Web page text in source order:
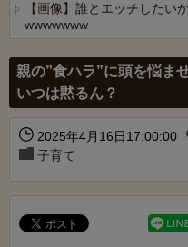
【画像】誰とエッチしたい
wwwwwww
親の”食ハラ”に頭を悩ま
いつは黙るん？
2025年4月16日17:00:00
子育て